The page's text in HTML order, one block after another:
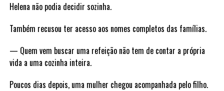
Helena não podia decidir sozinha.
Também recusou ter acesso aos nomes completos das famílias.
— Quem vem buscar uma refeição não tem de contar a própria
vida a uma cozinha inteira.
Poucos dias depois, uma mulher chegou acompanhada pelo filho.